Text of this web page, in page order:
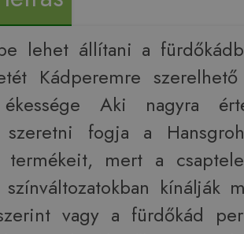
lehet állítani a
Kádperemre
ékessége Aki nagyra
szeretni fogja a
termékeit, mert a
kínálják
vagy a fürdőkád